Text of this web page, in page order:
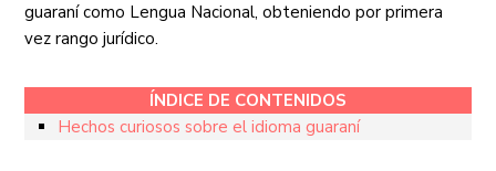
guaraní como Lengua Nacional, obteniendo por primera
vez rango jurídico.
ÍNDICE DE CONTENIDOS
Hechos curiosos sobre el idioma guaraní